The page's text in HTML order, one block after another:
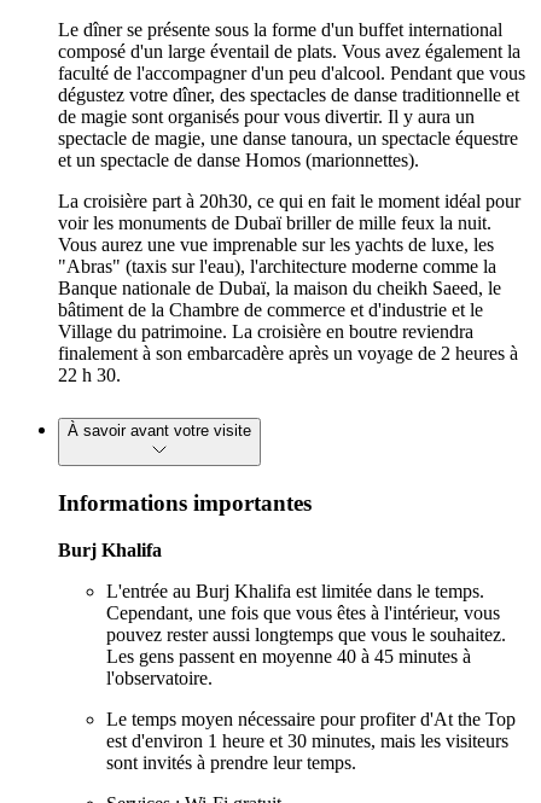
Le dîner se présente sous la forme d'un buffet international
composé d'un large éventail de plats. Vous avez également la
faculté de l'accompagner d'un peu d'alcool. Pendant que vous
dégustez votre dîner, des spectacles de danse traditionnelle et
de magie sont organisés pour vous divertir. Il y aura un
spectacle de magie, une danse tanoura, un spectacle équestre
et un spectacle de danse Homos (marionnettes).
La croisière part à 20h30, ce qui en fait le moment idéal pour
voir les monuments de Dubaï briller de mille feux la nuit.
Vous aurez une vue imprenable sur les yachts de luxe, les
"Abras" (taxis sur l'eau), l'architecture moderne comme la
Banque nationale de Dubaï, la maison du cheikh Saeed, le
bâtiment de la Chambre de commerce et d'industrie et le
Village du patrimoine. La croisière en boutre reviendra
finalement à son embarcadère après un voyage de 2 heures à
22 h 30.
À savoir avant votre visite
Informations importantes
Burj Khalifa
L'entrée au Burj Khalifa est limitée dans le temps.
Cependant, une fois que vous êtes à l'intérieur, vous
pouvez rester aussi longtemps que vous le souhaitez.
Les gens passent en moyenne 40 à 45 minutes à
l'observatoire.
Le temps moyen nécessaire pour profiter d'At the Top
est d'environ 1 heure et 30 minutes, mais les visiteurs
sont invités à prendre leur temps.